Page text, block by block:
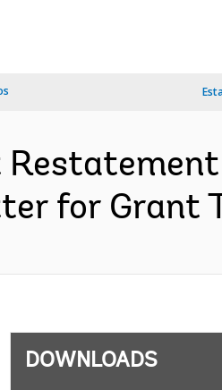
for Grant
DOWNLOADS